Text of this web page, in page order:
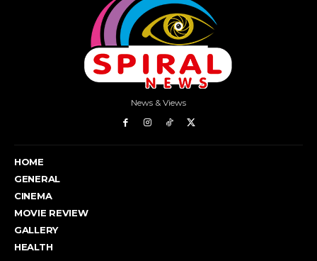
News & Views
HOME
GENERAL
CINEMA
MOVIE REVIEW
GALLERY
HEALTH